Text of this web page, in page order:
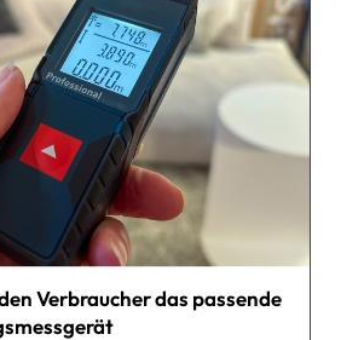
Verbraucher das passende